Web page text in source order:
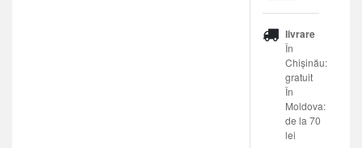
livrare
În
Chișinău:
gratuit
În
Moldova:
de la 70
lei